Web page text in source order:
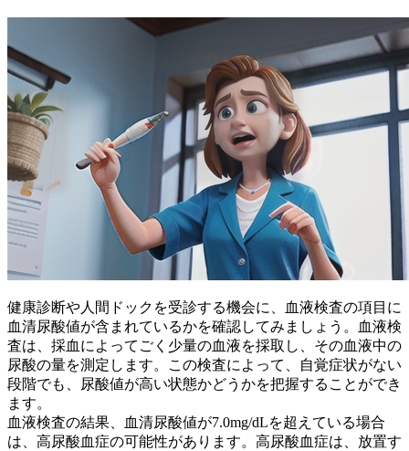
健康診断や人間ドックを受診する機会に、血液検査の項目に
血清尿酸値が含まれているかを確認してみましょう。血液検
査は、 採血 によってごく少量の血液を採取し、その血液中の
尿酸の量を測定します。この検査によって、自覚症状がない
段階でも、尿酸値が高い状態かどうかを把握することができ
ます。
血液検査の結果、
血清尿酸値が7.0mg/dLを超えている場合
は、高尿酸血症の可能性があります。高尿酸血症は、放置す